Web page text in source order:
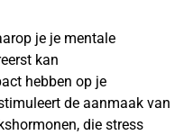
je je mentale
kan
hebben op je
de aanmaak van
die stress